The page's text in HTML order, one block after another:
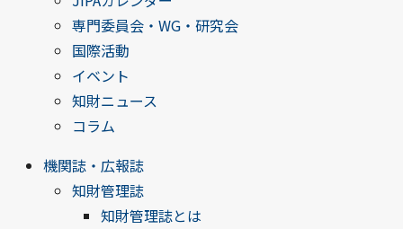
専門委員会・WG・研究会
国際活動
イベント
知財ニュース
コラム
機関誌・広報誌
知財管理誌
知財管理誌とは